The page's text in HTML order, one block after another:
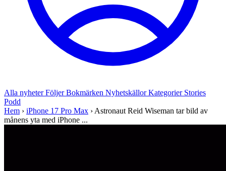
Alla nyheterFöljerBokmärken NyhetskällorKategorier Stories
Podd
Hem › iPhone 17 Pro Max › Astronaut Reid Wiseman tar bild av
månens yta med iPhone ...